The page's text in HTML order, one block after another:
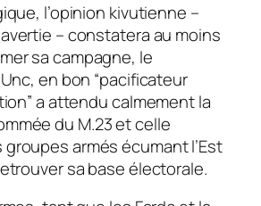
l’opinion kivutienne –
– constatera au moins
sa campagne, le
en bon “pacificateur
a attendu calmement la
du M.23 et celle
armés écumant l’Est
sa base électorale.